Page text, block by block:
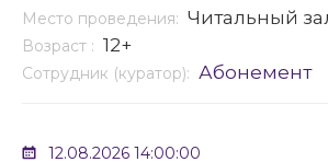
Место проведения: Читальный
Возраст : 12+
Сотрудник (куратор): Абонемент
12.08.2026 14:00:00